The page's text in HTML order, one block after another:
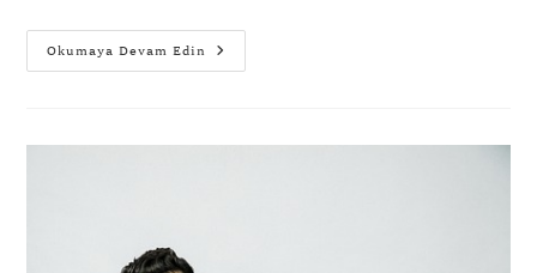
Okumaya Devam Edin